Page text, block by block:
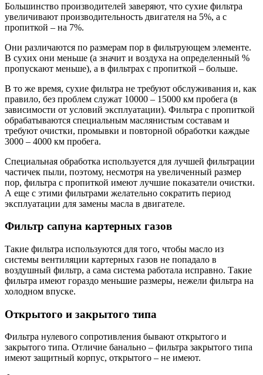
Большинство производителей заверяют, что сухие фильтра
увеличивают производительность двигателя на 5%, а с
пропиткой – на 7%.
Они различаются по размерам пор в фильтрующем элементе.
В сухих они меньше (а значит и воздуха на определенный %
пропускают меньше), а в фильтрах с пропиткой – больше.
В то же время, сухие фильтра не требуют обслуживания и, как
правило, без проблем служат 10000 – 15000 км пробега (в
зависимости от условий эксплуатации). Фильтра с пропиткой
обрабатываются специальным маслянистым составам и
требуют очистки, промывки и повторной обработки каждые
3000 – 4000 км пробега.
Специальная обработка используется для лучшей фильтрации
частичек пыли, поэтому, несмотря на увеличенный размер
пор, фильтра с пропиткой имеют лучшие показатели очистки.
А еще с этими фильтрами желательно сократить период
эксплуатации для замены масла в двигателе.
Фильтр сапуна картерных газов
Такие фильтра используются для того, чтобы масло из
системы вентиляции картерных газов не попадало в
воздушный фильтр, а сама система работала исправно. Такие
фильтра имеют гораздо меньшие размеры, нежели фильтра на
холодном впуске.
Открытого и закрытого типа
Фильтра нулевого сопротивления бывают открытого и
закрытого типа. Отличие банально – фильтра закрытого типа
имеют защитный корпус, открытого – не имеют.